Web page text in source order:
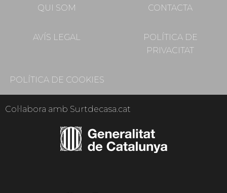
QUI SOM CONTACTA
AVÍS LEGAL
POLÍTICA DE
PRIVACITAT
POLÍTICA DE COOKIES
Col·labora amb Surtdecasa.cat